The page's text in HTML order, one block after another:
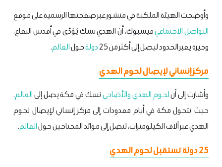
وأوضحت الهيئة الملكية في منشور عبر صفحتها الرسمية على موقع
التواصل الاجتماعيفيسبوك، أن الهدي نسك يُؤدَّى في أقدس البقاع،
وخيره يعبر الحدود ليصل إلى أكثر من 25
دولةحولالعالم. ‎
مركز إنساني لإيصال لحوم الهدي
وأشارت إلى أنلحوم الهدي والأضاحينسك في مكة يصل إلىالعالم،
حيث تتحول مكة في أيام معدودات إلى مركز إنساني لإيصال لحوم
الهدي عبر آلاف الكيلومترات، لتصل إلى موائد المحتاجين حولالعالم.
25 دولة تستقبل لحوم الهدي